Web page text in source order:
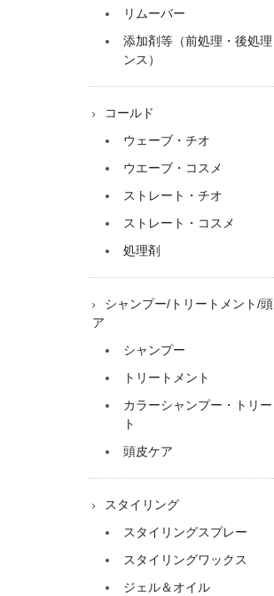
リムーバー
添加剤等（前処理・後処理
ンス）
コールド
ウェーブ・チオ
ウエーブ・コスメ
ストレート・チオ
ストレート・コスメ
処理剤
シャンプー/トリートメント/
ア
シャンプー
トリートメント
カラーシャンプー・トリ
ト
頭皮ケア
スタイリング
スタイリングスプレー
スタイリングワックス
ジェル＆オイル